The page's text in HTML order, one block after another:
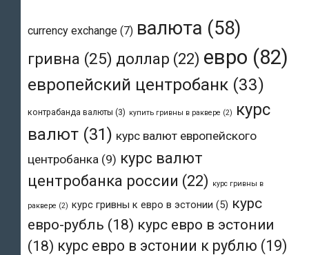
currency exchange (7) валюта (58)
гривна (25) доллар (22) евро (82)
европейский центробанк (33)
контрабанда валюты (3) купить гривны в раквере (2)
курс
валют (31) курс валют европейского
центробанка (9) курс валют
центробанка россии (22) курс гривны в
раквере (2) курс гривны к евро в эстонии (5) курс
евро-рубль (18) курс евро в эстонии
(18) курс евро в эстонии к рублю (19)